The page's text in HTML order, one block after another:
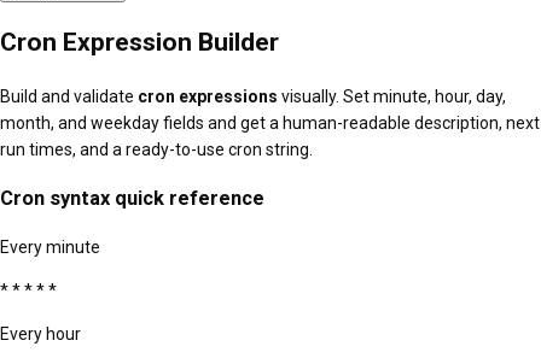
Cron Expression Builder
Build and validate cron expressions visually. Set minute, hour, day,
month, and weekday fields and get a human-readable description, next
run times, and a ready-to-use cron string.
Cron syntax quick reference
Every minute
* * * * *
Every hour